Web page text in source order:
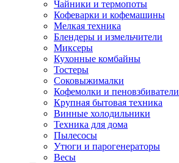
Чайники и термопоты
Кофеварки и кофемашины
Мелкая техника
Блендеры и измельчители
Миксеры
Кухонные комбайны
Тостеры
Соковыжималки
Кофемолки и пеновзбиватели
Крупная бытовая техника
Винные холодильники
Техника для дома
Пылесосы
Утюги и парогенераторы
Весы